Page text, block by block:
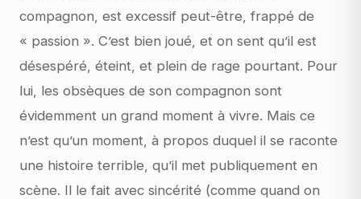
compagnon, est excessif peut-être, frappé de
« passion ». C’est bien joué, et on sent qu’il est
désespéré, éteint, et plein de rage pourtant. Pour
lui, les obsèques de son compagnon sont
évidemment un grand moment à vivre. Mais ce
n’est qu’un moment, à propos duquel il se raconte
une histoire terrible, qu’il met publiquement en
scène. Il le fait avec sincérité (comme quand on